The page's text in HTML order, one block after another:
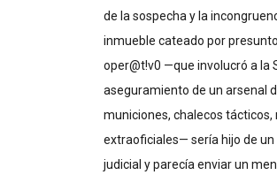
de la sospecha y la
inmueble cateado por
oper@t!v0 —que involucró a la
aseguramiento de un arsenal
municiones, chalecos tácticos,
extraoficiales— sería hijo de un
judicial y parecía enviar un